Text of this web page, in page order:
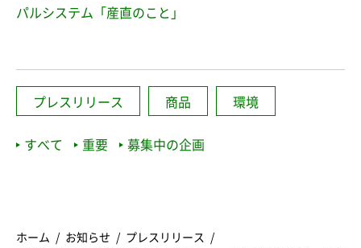
パルシステム「産直のこと」
プレスリリース 商品 環境
すべて 重要 募集中の企画
ホーム お知らせ
プレスリリース